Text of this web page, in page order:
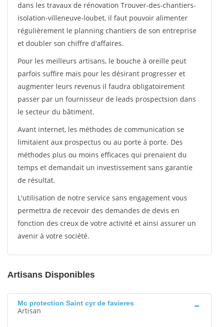
dans les travaux de rénovation Trouver-des-chantiers-
isolation-villeneuve-loubet, il faut pouvoir alimenter
régulièrement le planning chantiers de son entreprise
et doubler son chiffre d'affaires.
Pour les meilleurs artisans, le bouche à oreille peut
parfois suffire mais pour les désirant progresser et
augmenter leurs revenus il faudra obligatoirement
passer par un fournisseur de leads prospectsion dans
le secteur du bâtiment.
Avant internet, les méthodes de communication se
limitaient aux prospectus ou au porte à porte. Des
méthodes plus ou moins efficaces qui prenaient du
temps et demandait un investissement sans garantie
de résultat.
L'utilisation de notre service sans engagement vous
permettra de recevoir des demandes de devis en
fonction des creux de votre activité et ainsi assurer un
avenir à votre société.
Artisans Disponibles
Mc protection Saint cyr de favieres
Artisan